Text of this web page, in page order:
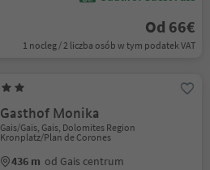
Od 66€
1 nocleg / 2 liczba osób w tym podatek VAT
Gasthof Monika
Gais/Gais, Gais, Dolomites Region
Kronplatz/Plan de Corones
436 m od Gais centrum